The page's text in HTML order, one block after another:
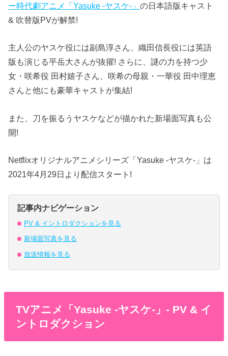
ー時代劇アニメ「Yasuke -ヤスケ-」の日本語版キャスト
& 吹替版PVが解禁!
主人公のヤスケ役には副島淳さん、織田信長役には英語
版も演じる平岳大さんが抜擢! さらに、謎の力を持つ少
女・咲希役 田村嬉子さん、咲希の母親・一華役 田中理恵
さんと他にも豪華キャストが集結!
また、刀を振るうヤスケなどが描かれた新場面写真も公
開!
Netflixオリジナルアニメシリーズ「Yasuke -ヤスケ-」は
2021年4月29日より配信スタート!
記事内ナビゲーション
PV & イントロダクションを見る
新場面写真を見る
放送情報を見る
TVアニメ「Yasuke -ヤスケ-」- PV & イ
ントロダクション